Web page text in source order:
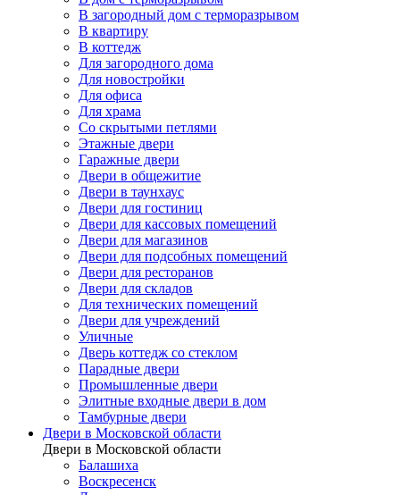
В загородный дом с терморазрывом
В квартиру
В коттедж
Для загородного дома
Для новостройки
Для офиса
Для храма
Со скрытыми петлями
Этажные двери
Гаражные двери
Двери в общежитие
Двери в таунхаус
Двери для гостиниц
Двери для кассовых помещений
Двери для магазинов
Двери для подсобных помещений
Двери для ресторанов
Двери для складов
Для технических помещений
Двери для учреждений
Уличные
Дверь коттедж со стеклом
Парадные двери
Промышленные двери
Элитные входные двери в дом
Тамбурные двери
Двери в Московской области
Двери в Московской области
Балашиха
Воскресенск